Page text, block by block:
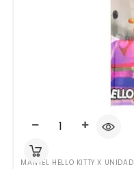
MANTEL HELLO KITTY X UNIDAD